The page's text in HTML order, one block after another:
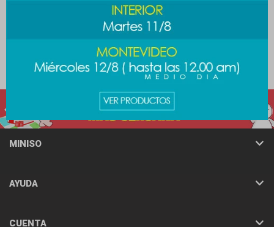
Contenedor de alimentos
2.4lt
$ 189
MINISO
AYUDA
CUENTA